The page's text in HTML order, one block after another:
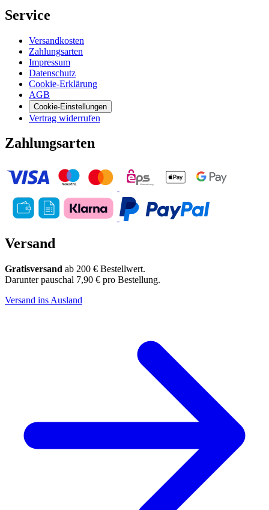
Service
Versandkosten
Zahlungsarten
Impressum
Datenschutz
Cookie-Erklärung
AGB
Cookie-Einstellungen
Vertrag widerrufen
Zahlungsarten
Versand
Gratisversand ab 200 € Bestellwert.
Darunter pauschal 7,90 € pro Bestellung.
Versand ins Ausland